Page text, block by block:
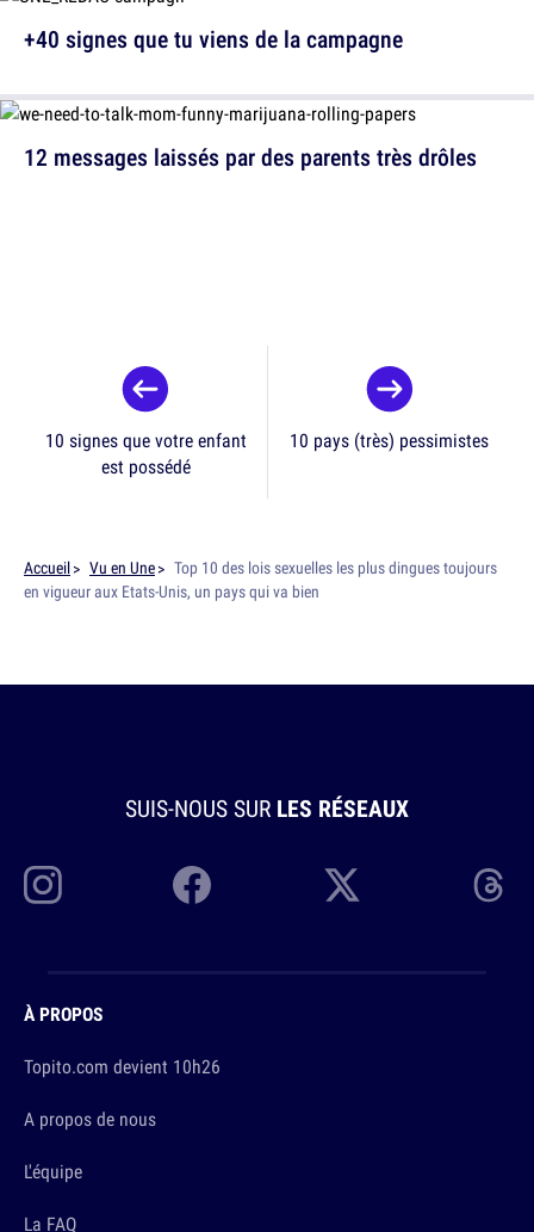
12 messages laissés par des parents très drôles
+40 signes que tu viens de la campagne
10 signes que votre enfant
est possédé
10 pays (très) pessimistes
Accueil Vu en Une
Top 10 des lois sexuelles les plus dingues toujours
en vigueur aux Etats-Unis, un pays qui va bien
SUIS-NOUS SUR LES RÉSEAUX
À PROPOS
Topito.com devient 10h26
A propos de nous
L'équipe
La FAQ